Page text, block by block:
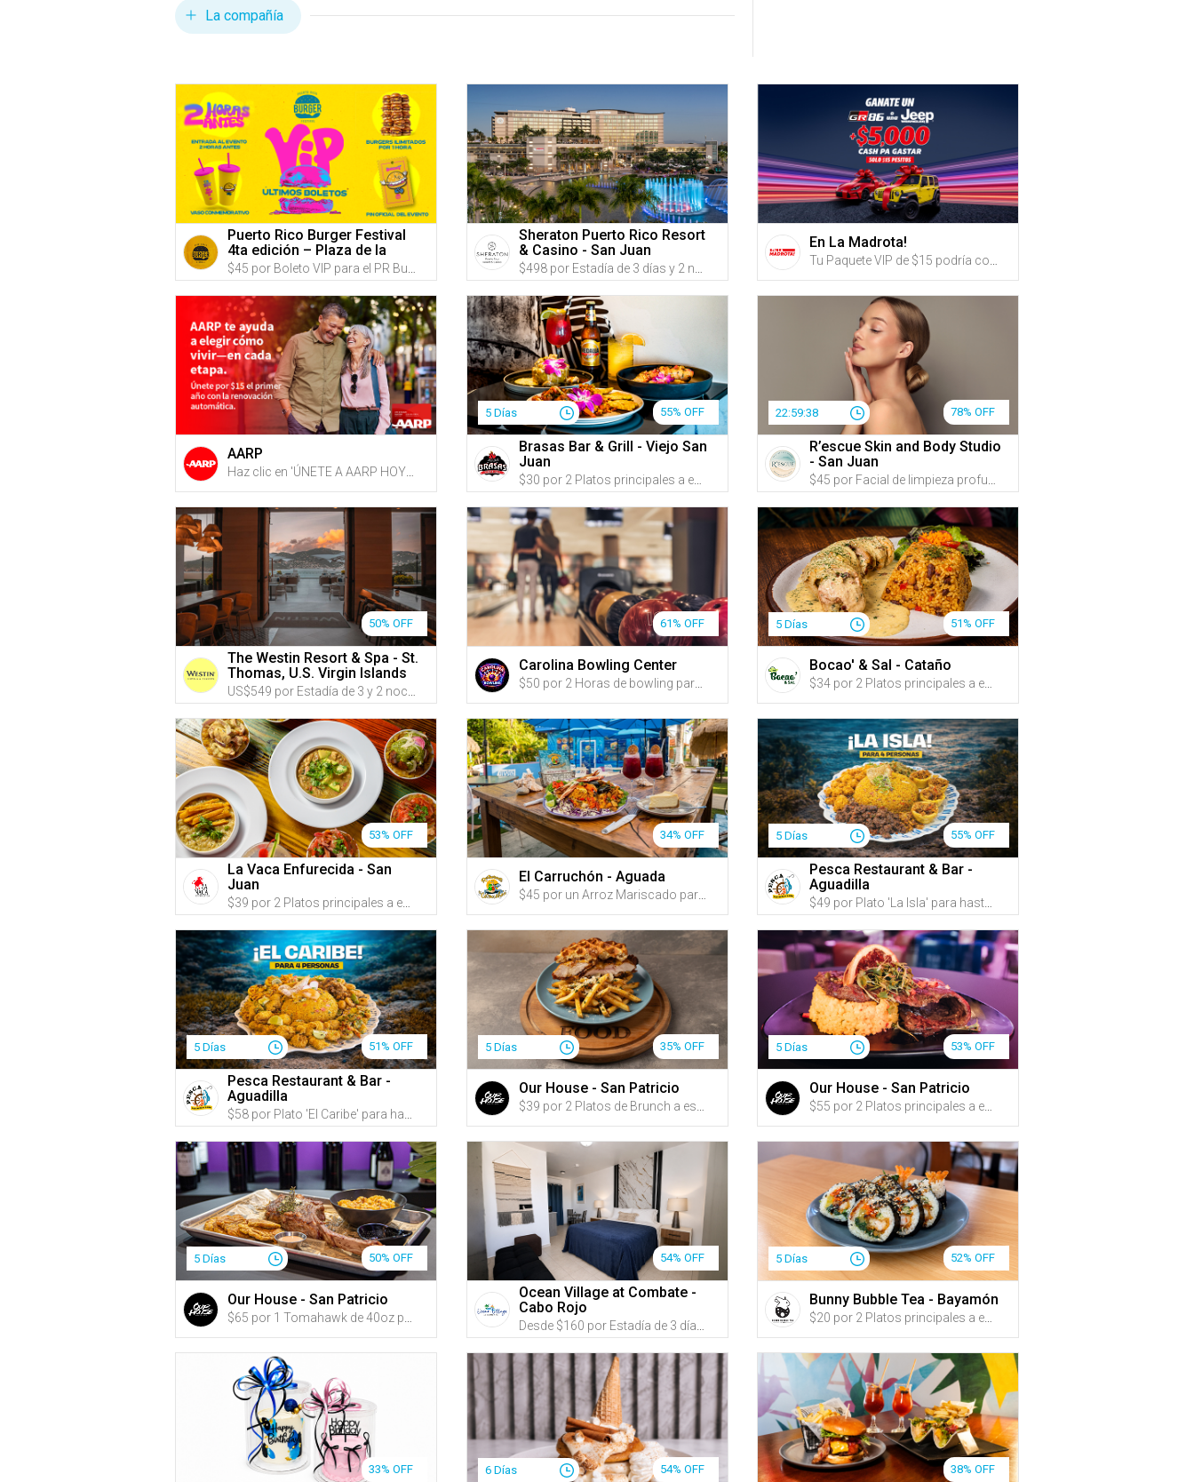
La compañía
Puerto Rico Burger Festival
4ta edición – Plaza de la
Independencia, (Predios
Hiram Bithorn & Roberto
Clemente
Sheraton Puerto Rico Resort
& Casino - San Juan
En La Madrota!
AARP
5 Días 55% OFF
Brasas Bar & Grill - Viejo San
Juan
$30 por 2 Platos principales a escoger entre: Mofongo relleno de pollo en salsa cremosa de ajo; Salmón en salsa de parcha acompañado de majado del día; o Carne frita acompañada de mamposteao y tostones + 2 Sangrías, cervezas, jugos naturales o refrescos
22:59:36 78% OFF
R’escue Skin and Body Studio
- San Juan
50% OFF
The Westin Resort & Spa - St.
Thomas, U.S. Virgin Islands
61% OFF
Carolina Bowling Center
$50 por 2 Horas de bowling para hasta 8 personas + Incluye alquiler de zapatos para hasta 8 personas
5 Días 51% OFF
Bocao' & Sal - Cataño
53% OFF
La Vaca Enfurecida - San
Juan
34% OFF
El Carruchón - Aguada
$45 por un Arroz Mariscado para 2 personas + 2 Copas de Sangría + 1 Cheesecake para compartir
5 Días 55% OFF
Pesca Restaurant & Bar -
Aguadilla
5 Días 51% OFF
Pesca Restaurant & Bar -
Aguadilla
5 Días 35% OFF
Our House - San Patricio
5 Días 53% OFF
Our House - San Patricio
5 Días 50% OFF
Our House - San Patricio
54% OFF
Ocean Village at Combate -
Cabo Rojo
5 Días 52% OFF
Bunny Bubble Tea - Bayamón
33% OFF 6 Días 54% OFF 38% OFF